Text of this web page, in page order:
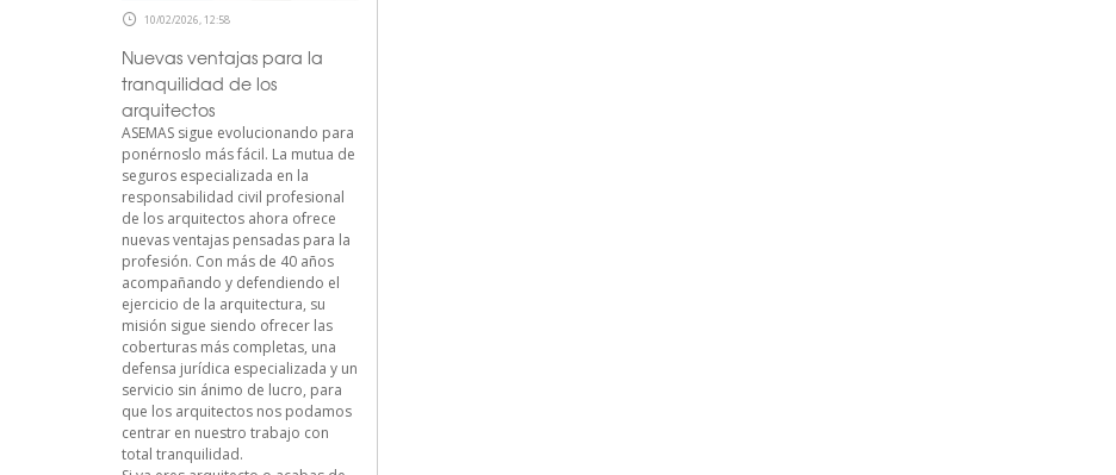
10/02/2026, 12:58
Nuevas ventajas para la
tranquilidad de los
arquitectos
ASEMAS sigue evolucionando para
ponérnoslo más fácil. La mutua de
seguros especializada en la
responsabilidad civil profesional
de los arquitectos ahora ofrece
nuevas ventajas pensadas para la
profesión. Con más de 40 años
acompañando y defendiendo el
ejercicio de la arquitectura, su
misión sigue siendo ofrecer las
coberturas más completas, una
defensa jurídica especializada y un
servicio sin ánimo de lucro, para
que los arquitectos nos podamos
centrar en nuestro trabajo con
total tranquilidad.